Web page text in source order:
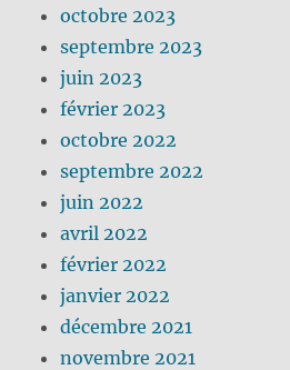
octobre 2023
septembre 2023
juin 2023
février 2023
octobre 2022
septembre 2022
juin 2022
avril 2022
février 2022
janvier 2022
décembre 2021
novembre 2021